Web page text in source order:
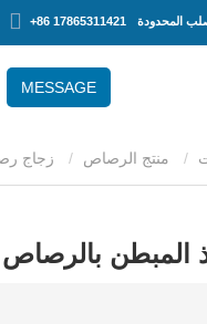
المحدودة +86 17865311421
MESSAGE
منتج الرصاص زجاج
المبطن